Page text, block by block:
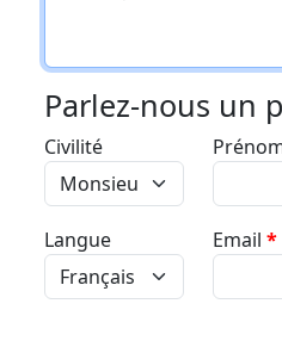
Parlez-nous un
Civilité
Langue Email *